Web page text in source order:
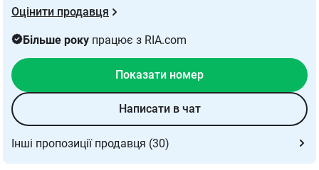
Оцінити продавця
Більше року працює з RIA.com
Показати номер
Написати в чат
Інші пропозиції продавця (30)